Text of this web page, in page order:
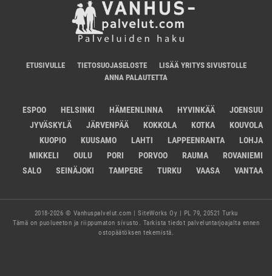
ETUSIVULLE TIETOSUOJASELOSTE
LISÄÄ YRITYS SIVUSTOLLE
ANNA PALAUTETTA
ESPOO HELSINKI HÄMEENLINNA HYVINKÄÄ
JOENSUU
JYVÄSKYLÄ
JÄRVENPÄÄ KOKKOLA KOTKA
KOUVOLA
KUOPIO
KUUSAMO LAHTI LAPPEENRANTA
LOHJA
MIKKELI
OULU PORI PORVOO RAUMA
ROVANIEMI
SALO
SEINÄJOKI TAMPERE TURKU VAASA VANTAA
2018-2026 © Vanhuspalvelut.com | SiteWorks Oy | PL 79, 20521 Turku
Tämä on puolueeton ja riippumaton sivusto. Tarkista tiedot palveluntarjoajalta ennen
ostopäätöksen tekemistä.